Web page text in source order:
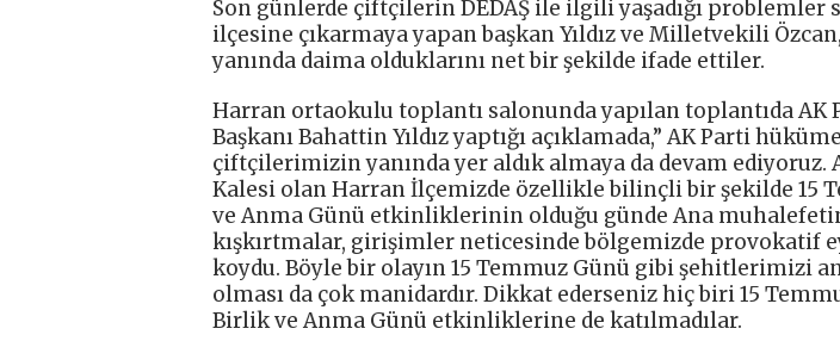
Son günlerde çiftçilerin DEDAŞ ile ilgili yaşadığı problemler
ilçesine çıkarmaya yapan başkan Yıldız ve Milletvekili
yanında daima olduklarını net bir şekilde ifade ettiler.
Harran ortaokulu toplantı salonunda yapılan toplantıda AK
Başkanı Bahattin Yıldız yaptığı açıklamada,” AK Parti
çiftçilerimizin yanında yer aldık almaya da devam ediyoruz.
Kalesi olan Harran İlçemizde özellikle bilinçli bir şekilde 15
ve Anma Günü etkinliklerinin olduğu günde Ana
kışkırtmalar, girişimler neticesinde bölgemizde provokatif
koydu. Böyle bir olayın 15 Temmuz Günü gibi şehitlerimizi
olması da çok manidardır. Dikkat ederseniz hiç biri 15
Birlik ve Anma Günü etkinliklerine de katılmadılar.